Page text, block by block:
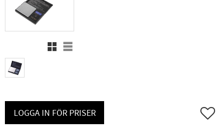
Rutnätsvy
Listvy
LOGGA IN FÖR PRISER Lägg